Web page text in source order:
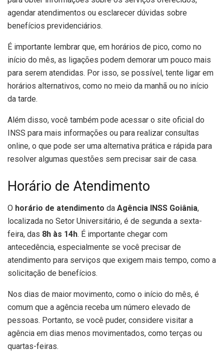
agendar atendimentos ou esclarecer dúvidas sobre
benefícios previdenciários.
É importante lembrar que, em horários de pico, como no
início do mês, as ligações podem demorar um pouco mais
para serem atendidas. Por isso, se possível, tente ligar em
horários alternativos, como no meio da manhã ou no início
da tarde.
Além disso, você também pode acessar o site oficial do
INSS para mais informações ou para realizar consultas
online, o que pode ser uma alternativa prática e rápida para
resolver algumas questões sem precisar sair de casa.
Horário de Atendimento
O horário de atendimento da Agência INSS Goiânia,
localizada no Setor Universitário, é de segunda a sexta-
feira, das 8h às 14h. É importante chegar com
antecedência, especialmente se você precisar de
atendimento para serviços que exigem mais tempo, como a
solicitação de benefícios.
Nos dias de maior movimento, como o início do mês, é
comum que a agência receba um número elevado de
pessoas. Portanto, se você puder, considere visitar a
agência em dias menos movimentados, como terças ou
quartas-feiras.